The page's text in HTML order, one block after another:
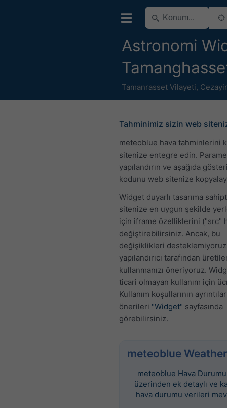
Astronomi
Tamanrasset Vilayeti, Cezayir
Tahminimiz sizin web
meteoblue hava tahminlerini
sitenize entegre edin.
yapılandırın ve aşağıda
kodunu web sitenize
Widget duyarlı tasarıma
sitenize en uygun şekilde
için iframe özelliklerini ("src"
değiştirebilirsiniz. Ancak, bu
değişiklikleri
yapılandırıcı tarafından
kullanmanızı öneriyoruz.
ticari olmayan kullanım için
Kullanım koşullarının
önerileri "Widget" sayfasında
görebilirsiniz.
meteoblue
meteoblue Hava
üzerinden ek detaylı ve
hava durumu verileri